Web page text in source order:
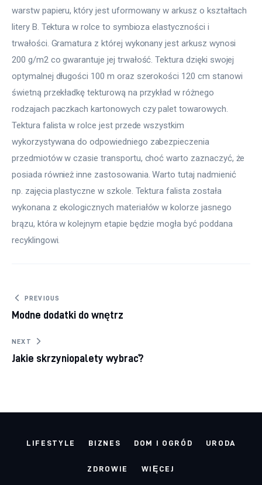
warstw papieru, który jest uformowany w arkusz o kształtach
litery B. Tektura w rolce to symbioza elastyczności i
trwałości. Gramatura z której wykonany jest arkusz wynosi
200 g/m2 co gwarantuje jej trwałość. Tektura dzięki swojej
optymalnej długości 100 m oraz szerokości 120 cm stanowi
świetną przekładkę tekturową na przykład w różnego
rodzajach paczkach kartonowych czy palet towarowych.
Tektura falista w rolce jest przede wszystkim
wykorzystywana do odpowiedniego zabezpieczenia
przedmiotów w czasie transportu, choć warto zaznaczyć, że
posiada również inne zastosowania. Warto tutaj nadmienić
np. zajęcia plastyczne w szkole. Tektura falista została
wykonana z ekologicznych materiałów w kolorze jasnego
brązu, która w kolejnym etapie będzie mogła być poddana
recyklingowi.
Nawigacja wpisu
PREVIOUS
Modne dodatki do wnętrz
NEXT
Jakie skrzyniopalety wybrać?
LIFESTYLE BIZNES DOM I OGRÓD URODA
ZDROWIE WIĘCEJ